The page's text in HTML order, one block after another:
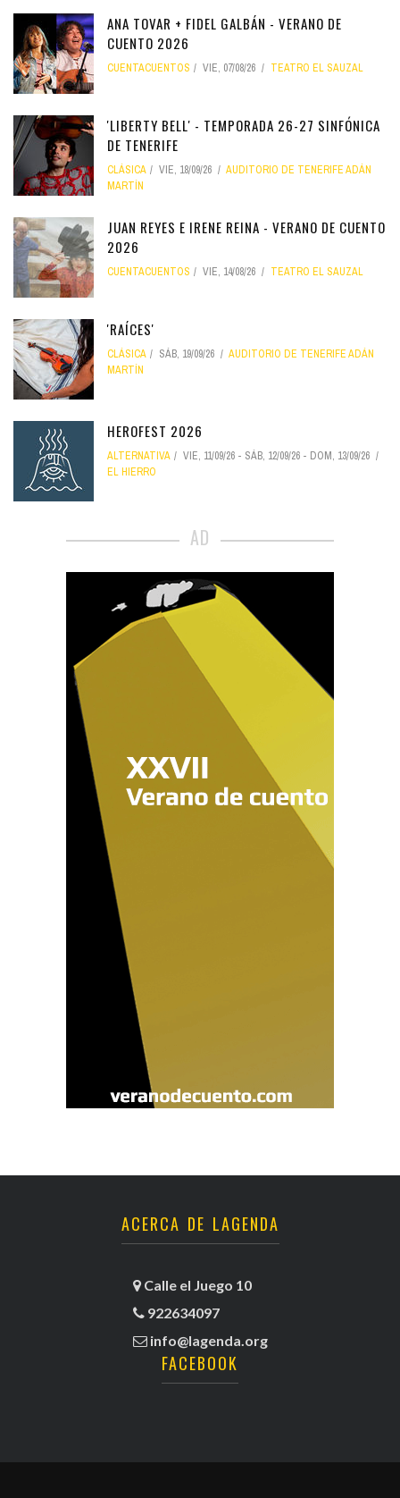
ANA TOVAR + FIDEL GALBÁN - VERANO DE
CUENTO 2026
CUENTACUENTOS VIE, 07/08/26 TEATRO EL SAUZAL
'LIBERTY BELL' - TEMPORADA 26-27 SINFÓNICA
DE TENERIFE
CLÁSICA VIE, 18/09/26
AUDITORIO DE TENERIFE ADÁN
MARTÍN
JUAN REYES E IRENE REINA - VERANO DE CUENTO
2026
CUENTACUENTOS VIE, 14/08/26 TEATRO EL SAUZAL
'RAÍCES'
CLÁSICA SÁB, 19/09/26
AUDITORIO DE TENERIFE ADÁN
MARTÍN
HEROFEST 2026
ALTERNATIVA VIE, 11/09/26 - SÁB, 12/09/26 - DOM, 13/09/26
EL HIERRO
AD
ACERCA DE LAGENDA
Calle el Juego 10
922634097
info@lagenda.org
FACEBOOK